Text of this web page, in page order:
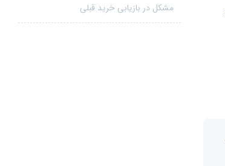
مشکل در بازیابی خرید قبلی